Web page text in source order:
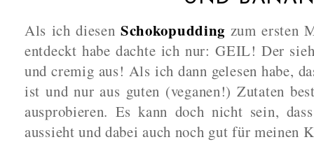
Als ich diesen Schokopudding zum ersten
entdeckt habe dachte ich nur: GEIL! Der
und cremig aus! Als ich dann gelesen habe,
ist und nur aus guten (veganen!) Zutaten
ausprobieren. Es kann doch nicht sein,
aussieht und dabei auch noch gut für meinen